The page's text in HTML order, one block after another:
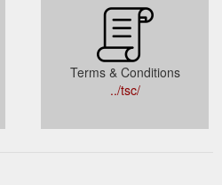
Terms & Conditions
../tsc/